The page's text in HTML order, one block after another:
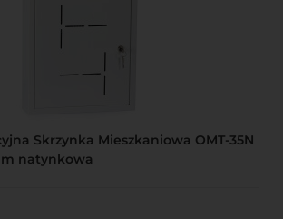
Skrzynka Mieszkaniowa OMT-35N
natynkowa